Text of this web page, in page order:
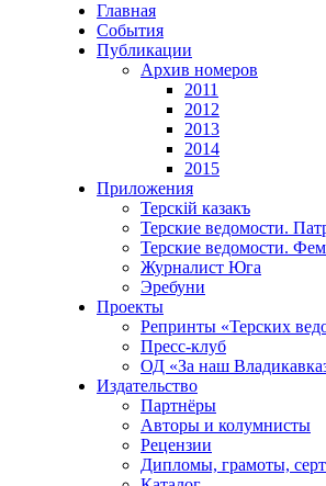
Главная
События
Публикации
Архив номеров
2011
2012
2013
2014
2015
Приложения
Терскiй казакъ
Терские ведомости.
Терские ведомости.
Журналист Юга
Эребуни
Проекты
Репринты «Терских
Пресс-клуб
ОД «За наш
Издательство
Партнёры
Авторы и колумнисты
Рецензии
Дипломы, грамоты,